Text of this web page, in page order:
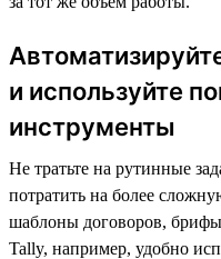
и используйте
инструменты
Не тратьте на рутинные
потратить на более
шаблоны договоров,
Tally, например, удобно